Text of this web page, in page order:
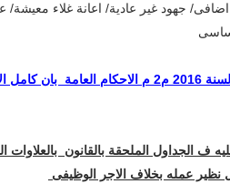
جهود غير عادية/ اعانة غلاء
الثا : ماورد بقانون الخدمة المدنية 81 لسنة
الجداول الملحقة بالقانون بالعلاوات
عمله بخلاف الاجر الوظيفى